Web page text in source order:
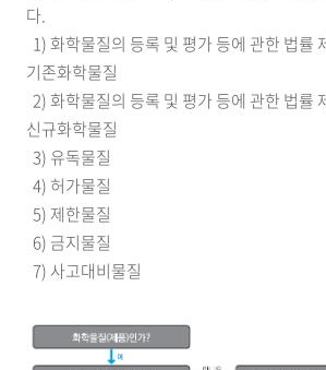
다.
1) 화학물질의 등록 및 평가 등에 관한 법률
기존화학물질
2) 화학물질의 등록 및 평가 등에 관한 법률
신규화학물질
3) 유독물질
4) 허가물질
5) 제한물질
6) 금지물질
7) 사고대비물질